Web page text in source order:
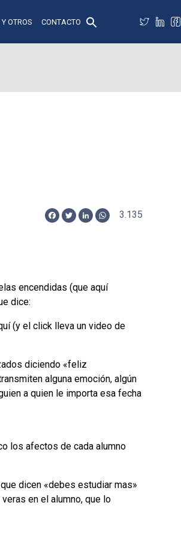
OTROS CONTACTO
Facebook
TwitterLinkedInWhatsApp
3.135
encendidas (que aquí
dice:
(y el click lleva un video de
diciendo «feliz
alguna emoción, algún
a quien le importa esa fecha
los afectos de cada alumno
dicen «debes estudiar mas»
en el alumno, que lo